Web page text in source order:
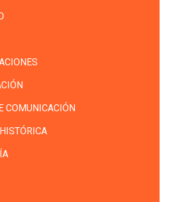
COMUNICACIÓN